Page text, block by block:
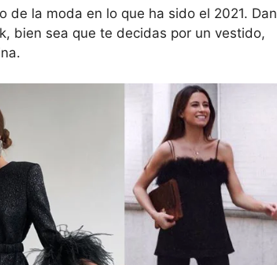
la moda en lo que ha sido el 2021. Dan
bien sea que te decidas por un vestido,